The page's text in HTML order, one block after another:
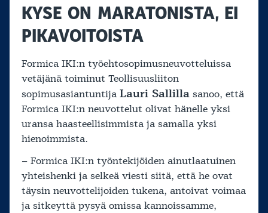
KYSE ON MARATONISTA, EI
PIKAVOITOISTA
Formica IKI:n työehtosopimusneuvotteluissa
vetäjänä toiminut Teollisuusliiton
sopimusasiantuntija Lauri Sallilla sanoo, että
Formica IKI:n neuvottelut olivat hänelle yksi
uransa haasteellisimmista ja samalla yksi
hienoimmista.
– Formica IKI:n työntekijöiden ainutlaatuinen
yhteishenki ja selkeä viesti siitä, että he ovat
täysin neuvottelijoiden tukena, antoivat voimaa
ja sitkeyttä pysyä omissa kannoissamme,